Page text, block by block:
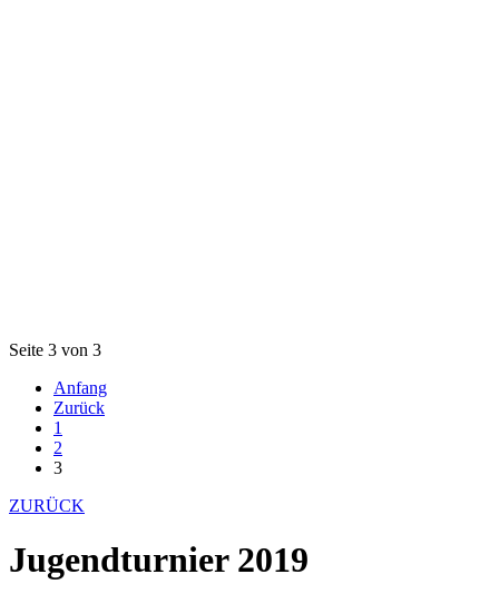
Seite 3 von 3
Anfang
Zurück
1
2
3
ZURÜCK
Jugendturnier 2019